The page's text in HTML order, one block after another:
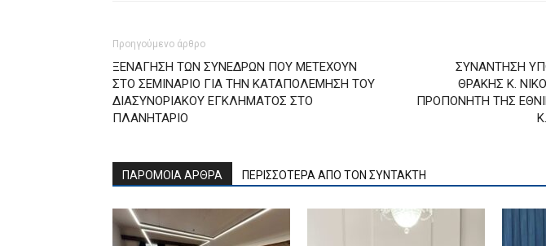
Προηγούμενο άρθρο
ΞΕΝΑΓΗΣΗ ΤΩΝ ΣΥΝΕΔΡΩΝ ΠΟΥ ΜΕΤΕΧΟΥΝ
ΣΤΟ ΣΕΜΙΝΑΡΙΟ ΓΙΑ ΤΗΝ ΚΑΤΑΠΟΛΕΜΗΣΗ ΤΟΥ
ΔΙΑΣΥΝΟΡΙΑΚΟΥ ΕΓΚΛΗΜΑΤΟΣ ΣΤΟ
ΠΛΑΝΗΤΑΡΙΟ
ΣΥΝΑΝΤΗΣΗ
ΘΡΑΚΗΣ Κ.
ΠΡΟΠΟΝΗΤΗ ΤΗΣ
ΠΑΡΟΜΟΙΑ ΑΡΘΡΑ ΠΕΡΙΣΣΟΤΕΡΑ ΑΠΟ ΤΟΝ ΣΥΝΤΑΚΤΗ